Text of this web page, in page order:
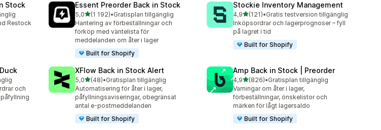
Stock
Restock
Essent Preorder Back in Stock
5,0av 5 stjärnor
(1 192)
1192 recensioner totalt
•Gratisplan tillgänglig
Hantering av förbeställningar och
förköp med väntelista för
meddelanden om åter i lager
Built for Shopify
Stockie Inventory Management
4,9av 5 stjärnor
(121)
121 recensioner totalt
•Gratis testversion tillgänglig
Inköpsordrar och lagerprognoser – fyll
på lagret i tid
Built for Shopify
och
XFlow Back in Stock Alert
5,0av 5 stjärnor
(48)
48 recensioner totalt
•Gratisplan tillgänglig
Automatisering för åter i lager,
påfyllningsaviseringar, obegränsat
antal e-postmeddelanden
Built for Shopify
Amp Back in Stock | Preorder
4,9av 5 stjärnor
(826)
826 recensioner totalt
•Gratisplan tillgänglig
Varningar om åter i lager,
förbeställningar, önskelistor och
märken för lågt lagersaldo
Built for Shopify